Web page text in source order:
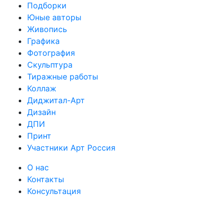
Подборки
Юные авторы
Живопись
Графика
Фотография
Скульптура
Тиражные работы
Коллаж
Диджитал-Арт
Дизайн
ДПИ
Принт
Участники Арт Россия
О нас
Контакты
Консультация